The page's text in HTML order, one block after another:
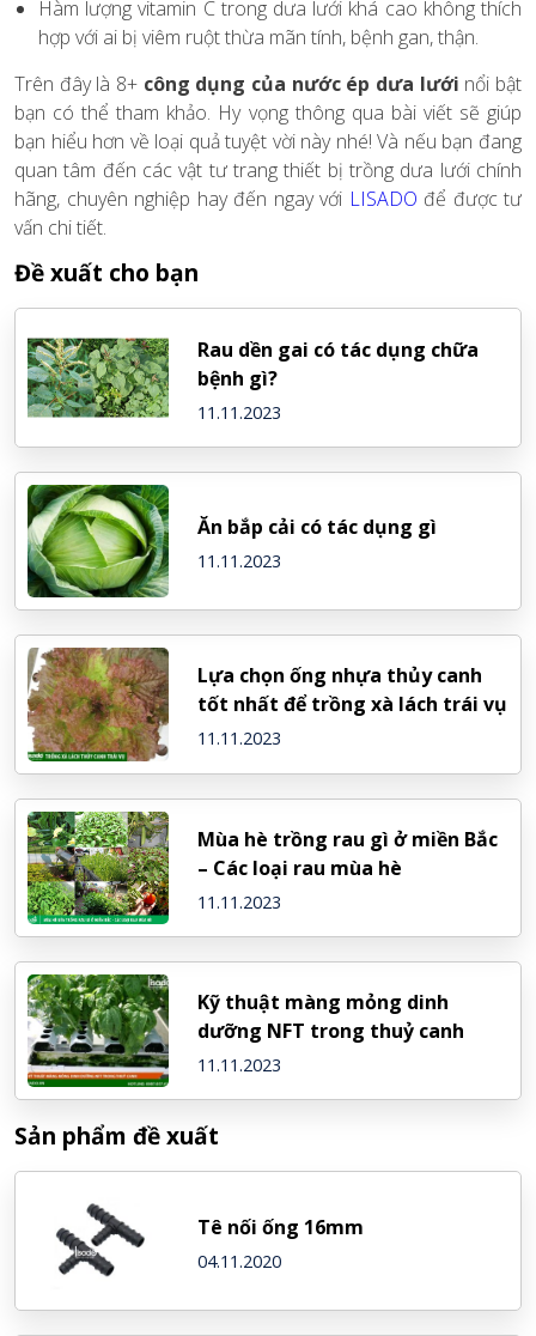
Hàm lượng vitamin C trong dưa lưới khá cao không thích
hợp với ai bị viêm ruột thừa mãn tính, bệnh gan, thận.
Trên đây là 8+ công dụng của nước ép dưa lưới nổi bật
bạn có thể tham khảo. Hy vọng thông qua bài viết sẽ giúp
bạn hiểu hơn về loại quả tuyệt vời này nhé! Và nếu bạn đang
quan tâm đến các vật tư trang thiết bị trồng dưa lưới chính
hãng, chuyên nghiệp hay đến ngay với LISADO để được tư
vấn chi tiết.
Đề xuất cho bạn
Rau dền gai có tác dụng chữa
bệnh gì?
11.11.2023
Ăn bắp cải có tác dụng gì
11.11.2023
Lựa chọn ống nhựa thủy canh
tốt nhất để trồng xà lách trái vụ
11.11.2023
Mùa hè trồng rau gì ở miền Bắc
– Các loại rau mùa hè
11.11.2023
Kỹ thuật màng mỏng dinh
dưỡng NFT trong thuỷ canh
11.11.2023
Sản phẩm đề xuất
Tê nối ống 16mm
04.11.2020